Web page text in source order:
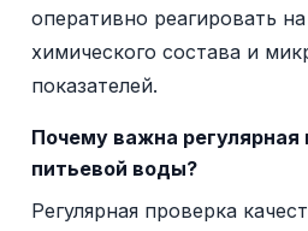
оперативно реагировать
химического состава и
показателей.
Почему важна регулярная
питьевой воды?
Регулярная проверка